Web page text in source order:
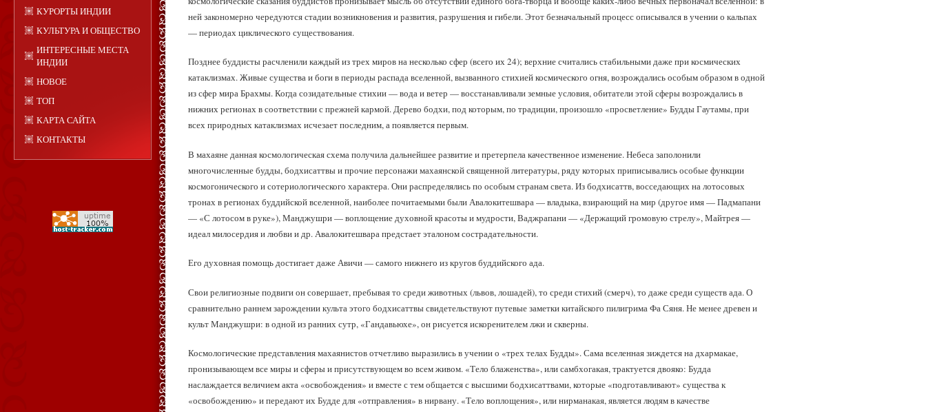
КУРОРТЫ ИНДИИ
КУЛЬТУРА И ОБЩЕСТВО
ИНТЕРЕСНЫЕ МЕСТА
ИНДИИ
НОВОЕ
ТОП
КАРТА САЙТА
КОНТАКТЫ
ней закономерно чередуются стадии возникновения и развития, разрушения и гибели. Этот безначальный процесс описывался в учении о кальпах
— периодах циклического существования.
Позднее буддисты расчленили каждый из трех миров на несколько сфер (всего их 24); верхние считались стабильными даже при космических
катаклизмах. Живые существа и боги в периоды распада вселенной, вызванного стихией космического огня, возрождались особым образом в одной
из сфер мира Брахмы. Когда созидательные стихии — вода и ветер — восстанавливали земные условия, обитатели этой сферы возрождались в
нижних регионах в соответствии с прежней кармой. Дерево бодхи, под которым, по традиции, произошло «просветление» Будды Гаутамы, при
всех природных катаклизмах исчезает последним, а появляется первым.
В махаяне данная космологическая схема получила дальнейшее развитие и претерпела качественное изменение. Небеса заполонили
многочисленные будды, бодхисаттвы и прочие персонажи махаянской священной литературы, ряду которых приписывались особые функции
космогонического и сотериологического характера. Они распределялись по особым странам света. Из бодхисаттв, восседающих на лотосовых
тронах в регионах буддийской вселенной, наиболее почитаемыми были Авалокитешвара — владыка, взирающий на мир (другое имя — Падмапани
— «С лотосом в руке»), Манджушри — воплощение духовной красоты и мудрости, Ваджрапани — «Держащий громовую стрелу», Майтрея —
идеал милосердия и любви и др. Авалокитешвара предстает эталоном сострадательности.
Его духовная помощь достигает даже Авичи — самого нижнего из кругов буддийского ада.
Свои религиозные подвиги он совершает, пребывая то среди животных (львов, лошадей), то среди стихий (смерч), то даже среди существ ада. О
сравнительно раннем зарождении культа этого бодхисаттвы свидетельствуют путевые заметки китайского пилигрима Фа Сяня. Не менее древен и
культ Манджушри: в одной из ранних сутр, «Гандавьюхе», он рисуется искоренителем лжи и скверны.
Космологические представления махаянистов отчетливо выразились в учении о «трех телах Будды». Сама вселенная зиждется на дхармакае,
пронизывающем все миры и сферы и присутствующем во всем живом. «Тело блаженства», или самбхогакая, трактуется двояко: Будда
наслаждается величием акта «освобождения» и вместе с тем общается с высшими бодхисаттвами, которые «подготавливают» существа к
«освобождению» и передают их Будде для «отправления» в нирвану. «Тело воплощения», или нирманакая, является людям в качестве